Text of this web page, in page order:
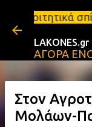
προς
LAKONES.gr
ΑΓΟΡΑ
Στον
Μολάων-